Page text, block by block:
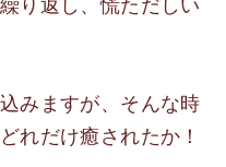
り返し、慌ただしい
みますが、そんな時
れだけ癒されたか！